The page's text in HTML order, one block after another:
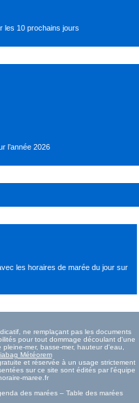
les 10 prochains jours
l’année 2026
les horaires de marée du joursur
ne remplaçant pas les documents
pour tout dommage découlant d'une
mer, basse-mer, hauteur d'eau,
Météorem
et réservée à un usage strictement
sur ce site sont édités par l'équipe
maree.fr
des marées – Table des marées